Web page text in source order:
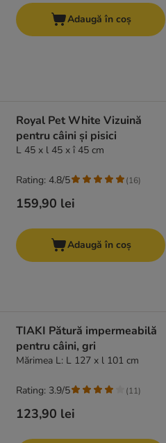
Adaugă în coș
Royal Pet White Vizuină
pentru câini și pisici
L 45 x l 45 x î 45 cm
159,90 lei
Rating: 4.8/5 (16)
Adaugă în coș
TIAKI Pătură impermeabilă
pentru câini, gri
Mărimea L: L 127 x l 101 cm
123,90 lei
Rating: 3.9/5 (11)